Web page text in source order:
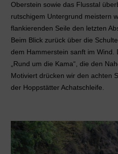
Oberstein sowie das Flusstal
rutschigem Untergrund meistern
flankierenden Seile den letzten
Beim Blick zurück über die
dem Hammerstein sanft im Wind.
„Rund um die Kama“, die den
Motiviert drücken wir den achten
der Hoppstätter Achatschleife.